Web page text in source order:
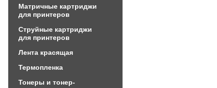
Матричные картриджи
для принтеров
Струйные картриджи
для принтеров
Лента красящая
Термопленка
Тонеры и тонер-